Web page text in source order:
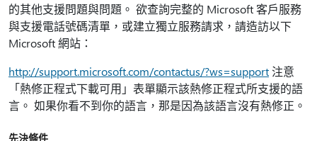
的其他支援問題與問題。 欲查詢完整的 Microsoft 客戶服務
與支援電話號碼清單，或建立獨立服務請求，請造訪以下
Microsoft 網站：
http://support.microsoft.com/contactus/?ws=support注意
「熱修正程式下載可用」表單顯示該熱修正程式所支援的語
言。 如果你看不到你的語言，那是因為該語言沒有熱修正。
先決條件